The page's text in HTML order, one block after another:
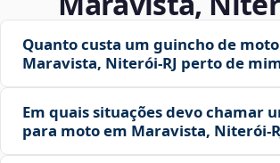
Quanto custa um guincho de
Maravista, Niterói‑RJ perto de
Em quais situações devo chamar
para moto em Maravista,